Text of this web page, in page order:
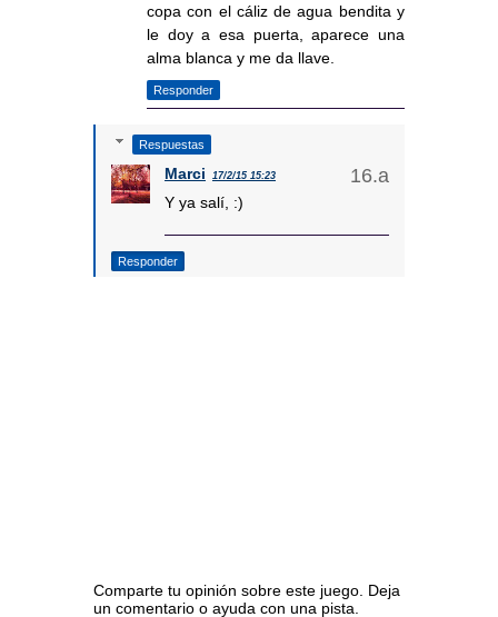
copa con el cáliz de agua bendita y
le doy a esa puerta, aparece una
alma blanca y me da llave.
Responder
Respuestas
Marci 17/2/15 15:23
Y ya salí, :)
Responder
Comparte tu opinión sobre este juego. Deja
un comentario o ayuda con una pista.